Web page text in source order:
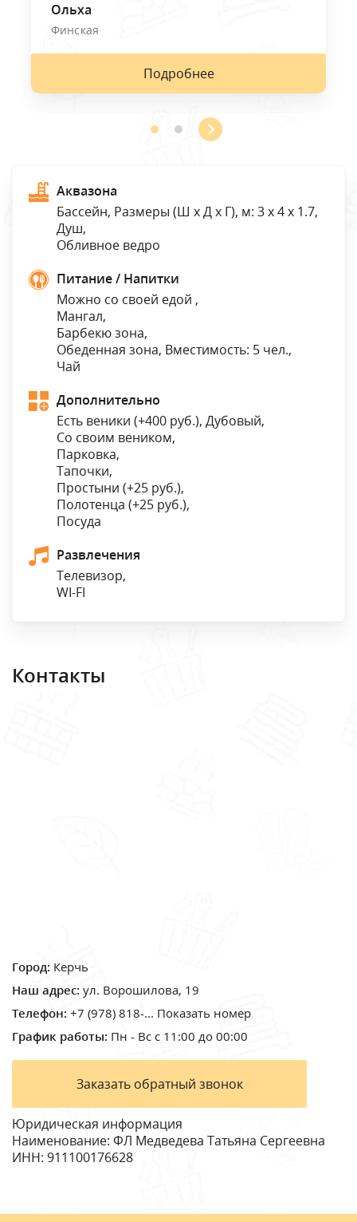
Ольха
Финская
Подробнее
Аквазона
Бассейн, Размеры (Ш x Д x Г), м: 3 x 4 x 1.7,
Душ,
Обливное ведро
Питание / Напитки
Можно со своей едой ,
Мангал,
Барбекю зона,
Обеденная зона, Вместимость: 5 чел.,
Чай
Дополнительно
Есть веники (+400 руб.), Дубовый,
Со своим веником,
Парковка,
Тапочки,
Простыни (+25 руб.),
Полотенца (+25 руб.),
Посуда
Развлечения
Телевизор,
WI-FI
Контакты
Город: Керчь
Наш адрес: ул. Ворошилова, 19
Телефон: +7 (978) 818-... Показать номер
График работы: Пн - Вс с 11:00 до 00:00
Заказать обратный звонок
Юридическая информация
Наименование: ФЛ Медведева Татьяна Сергеевна
ИНН: 911100176628